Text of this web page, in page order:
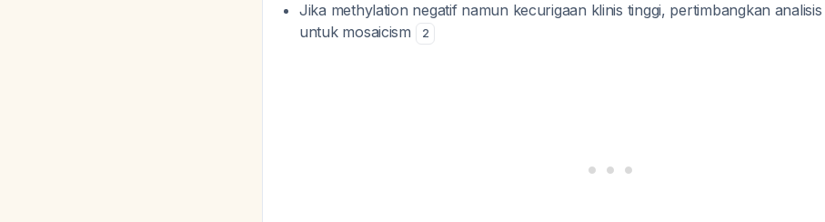
Jika methylation negatif namun kecurigaan klinis tinggi, pertimbangkan
untuk mosaicism
2